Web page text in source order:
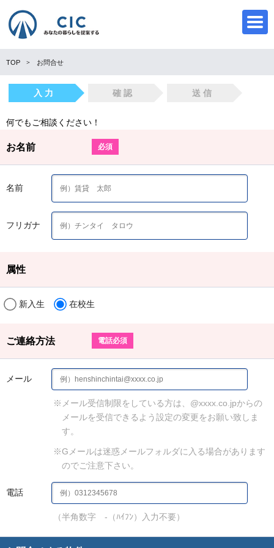
CIC
TOP お問合せ
入 力 確 認 送 信
何でもご相談ください！
お名前 必須
名前
フリガナ
属性
新入生 在校生
ご連絡方法 電話必須
メール
※メール受信制限をしている方は、@xxxx.co.jpからの
メールを受信できるよう設定の変更をお願い致しま
す。
※Gメールは迷惑メールフォルダに入る場合があります
のでご注意下さい。
電話
（半角数字 -（ﾊｲﾌﾝ）入力不要）